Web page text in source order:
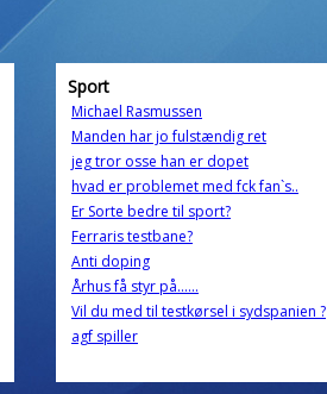
Sport
Michael Rasmussen
Manden har jo fulstændig ret
jeg tror osse han er dopet
hvad er problemet med fck fan`s..
Er Sorte bedre til sport?
Ferraris testbane?
Anti doping
Århus få styr på......
Vil du med til testkørsel i sydspanien ?
agf spiller